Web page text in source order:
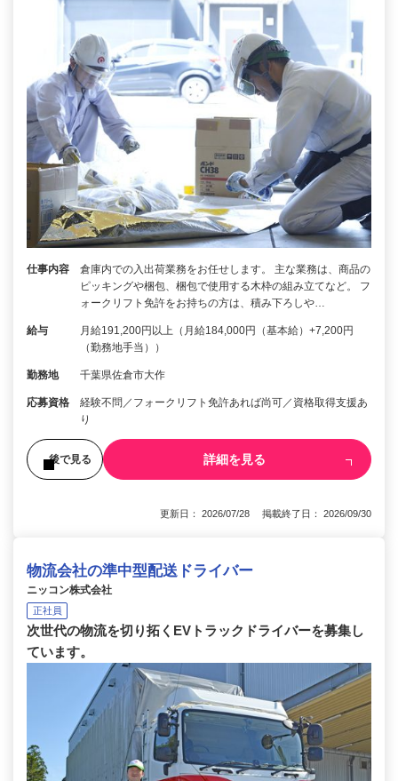
仕事内容
倉庫内での入出荷業務をお任せします。 主な業務は、商品の
ピッキングや梱包、梱包で使用する木枠の組み立てなど。 フ
ォークリフト免許をお持ちの方は、積み下ろしや…
給与
月給191,200円以上（月給184,000円（基本給）+7,200円
（勤務地手当））
勤務地 千葉県佐倉市大作
応募資格
経験不問／フォークリフト免許あれば尚可／資格取得支援あ
り
後で見る 詳細を見る
更新日： 2026/07/28 掲載終了日： 2026/09/30
物流会社の準中型配送ドライバー
ニッコン株式会社
正社員
次世代の物流を切り拓くEVトラックドライバーを募集し
ています。